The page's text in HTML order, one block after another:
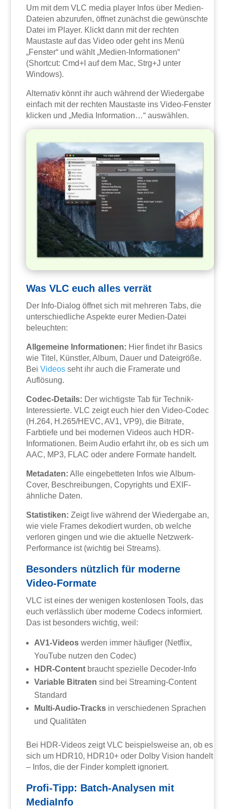
Um mit dem VLC media player Infos über Medien-
Dateien abzurufen, öffnet zunächst die gewünschte
Datei im Player. Klickt dann mit der rechten
Maustaste auf das Video oder geht ins Menü
„Fenster“ und wählt „Medien-Informationen“
(Shortcut: Cmd+I auf dem Mac, Strg+J unter
Windows).
Alternativ könnt ihr auch während der Wiedergabe
einfach mit der rechten Maustaste ins Video-Fenster
klicken und „Media Information…“ auswählen.
Was VLC euch alles verrät
Der Info-Dialog öffnet sich mit mehreren Tabs, die
unterschiedliche Aspekte eurer Medien-Datei
beleuchten:
Allgemeine Informationen: Hier findet ihr Basics
wie Titel, Künstler, Album, Dauer und Dateigröße.
BeiVideos seht ihr auch die Framerate und
Auflösung.
Codec-Details: Der wichtigste Tab für Technik-
Interessierte. VLC zeigt euch hier den Video-Codec
(H.264, H.265/HEVC, AV1, VP9), die Bitrate,
Farbtiefe und bei modernen Videos auch HDR-
Informationen. Beim Audio erfahrt ihr, ob es sich um
AAC, MP3, FLAC oder andere Formate handelt.
Metadaten: Alle eingebetteten Infos wie Album-
Cover, Beschreibungen, Copyrights und EXIF-
ähnliche Daten.
Statistiken: Zeigt live während der Wiedergabe an,
wie viele Frames dekodiert wurden, ob welche
verloren gingen und wie die aktuelle Netzwerk-
Performance ist (wichtig bei Streams).
Besonders nützlich für moderne
Video-Formate
VLC ist eines der wenigen kostenlosen Tools, das
euch verlässlich über moderne Codecs informiert.
Das ist besonders wichtig, weil:
AV1-Videos werden immer häufiger (Netflix,
YouTube nutzen den Codec)
HDR-Content braucht spezielle Decoder-Info
Variable Bitraten sind bei Streaming-Content
Standard
Multi-Audio-Tracks in verschiedenen Sprachen
und Qualitäten
Bei HDR-Videos zeigt VLC beispielsweise an, ob es
sich um HDR10, HDR10+ oder Dolby Vision handelt
– Infos, die der Finder komplett ignoriert.
Profi-Tipp: Batch-Analysen mit
MediaInfo